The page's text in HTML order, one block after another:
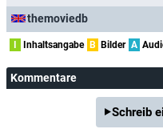
themoviedb
I Inhaltsangabe B Bilder A
Kommentare
Schreib